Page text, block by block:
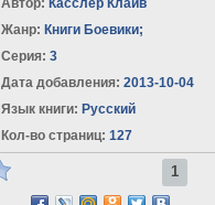
Автор: Касслер Клайв
Жанр: Книги Боевики;
Серия: 3
Дата добавления: 2013-10-04
Язык книги: Русский
Кол-во страниц: 127
1